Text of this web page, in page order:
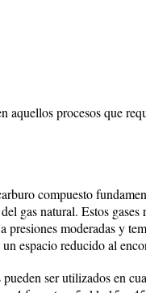
aquellos procesos que
compuesto
gas natural. Estos
moderadas y
espacio reducido al
ser utilizados en